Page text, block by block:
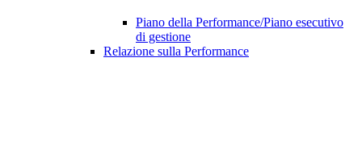
Piano della Performance/Piano esecutivo
di gestione
Relazione sulla Performance